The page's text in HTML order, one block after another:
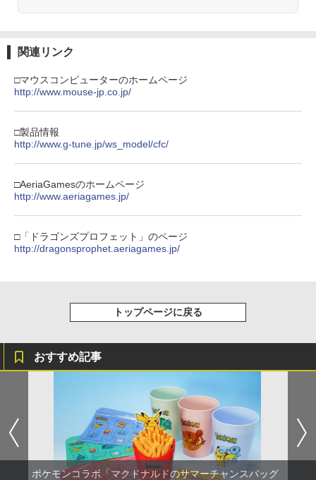
ZERO／PS5
￥3,878
【中古】REANIMAL(リアニマル)ソフト:
プレイステーション5ソフト／アクショ
￥3,930
がんばれゴエモン大集合！ PS5版
定版]＜Blu-ray＞（代引き不可）6552
3
【楽天ブックス限定全巻購入特典】逃げ
松井優征 ]
￥7,150
【楽天ブックス限定全巻購入特典+先着
特典】逃げ上手の若君 7 (完全生産限定
版)【Blu-ray】(描き下ろしイラスト(時
行 B)使用 A3タペストリー+アクリルキ
￥7,150
上手の若君 12 (完全生産限定版)【Blu-
A3タペストリー+アクリルキーホルダー)
[ 松井優征 ]
￥7,150
3
￥55,491
ンラインコード版
ニンテンドープリペイド番号 5000円|オ
￥7,286
3
【純正品】ディスクドライブ(CFI-ZDD1
J) PlayStation 5
トローラー ミッドナイト ブラック(CFI-
ZCT2J01)
トローラー(CFI-ZCT2J)
【純正品】Xbox 充電式バッテリー + US
B-C ケーブル
￥2,618
【国内正規品】Thrustmaster スラスト
マスター TH8S シフター - PC、PS4、P
s X|S 対応の高精度 H パターン シフター
￥3,523
3
第三章 蛇神 (Amazon.co.jp限定オリジ
ナル三方背収納ケース付きコレクション)
カー特典:【坤と離】二振りの剣、十翼よ
り来たる！スタジオ描き下ろしイラスト
￥10,780
￥8,698
『映画 ラブライブ！蓮ノ空女学院スクー
ルアイドルクラブ Bloom Garden Part
y』Blu-ray（特装限定版）
￥8,589
関連リンク
□マウスコンピューターのホームページ
http://www.mouse-jp.co.jp/
□製品情報
http://www.g-tune.jp/ws_model/cfc/
□AeriaGamesのホームページ
http://www.aeriagames.jp/
□「ドラゴンズプロフェット」のページ
http://dragonsprophet.aeriagames.jp/
トップページに戻る
おすすめ記事
ポケモンコラボ「マクドナルドのサマーチャンスバッグ